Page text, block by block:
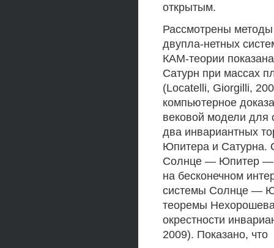
открытым.
Рассмотрены
двупла-нетных
КАМ-теории
Сатурн при массах
(Locatelli, Giorgilli,
компьютерное
вековой модели
два инвариантных
Юпитера и Сатурна.
Солнце — Юпитер —
на бесконечном
системы Солнце —
теоремы
окрестности
2009). Показано, что